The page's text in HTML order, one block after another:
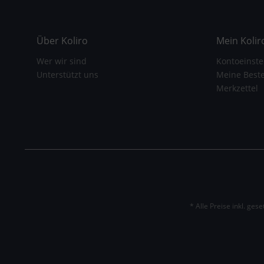
Über Koliro
Wer wir sind
Unterstützt uns
Mein
Meine
Merkzettel
* Alle Preise inkl.